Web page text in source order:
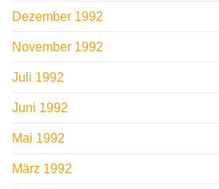
Dezember 1992
November 1992
Juli 1992
Juni 1992
Mai 1992
März 1992